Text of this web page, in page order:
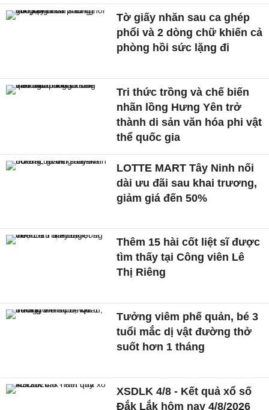
Tờ giấy nhăn sau ca ghép
phổi và 2 dòng chữ khiến cả
phòng hồi sức lặng đi
Tri thức trồng và chế biến
nhãn lồng Hưng Yên trở
thành di sản văn hóa phi vật
thể quốc gia
LOTTE MART Tây Ninh nối
dài ưu đãi sau khai trương,
giảm giá đến 50%
Thêm 15 hài cốt liệt sĩ được
tìm thấy tại Công viên Lê
Thị Riêng
Tưởng viêm phế quản, bé 3
tuổi mắc dị vật đường thở
suốt hơn 1 tháng
XSDLK 4/8 - Kết quả xổ số
Đắk Lắk hôm nay 4/8/2026